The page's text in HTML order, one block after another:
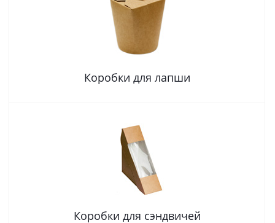
Коробки для лапши
Коробки для сэндвичей